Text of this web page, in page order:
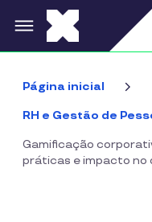
Pular para o
Página inicial
RH e Gestão de
Gamificação
práticas e impacto no